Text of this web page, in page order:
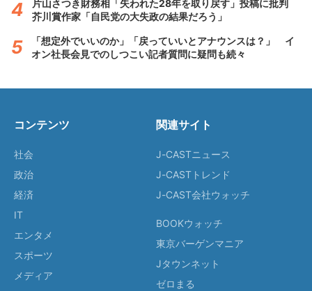
片山さつき財務相「失われた28年を取り戻す」投稿に批判
芥川賞作家「自民党の大失政の結果だろう」
「想定外でいいのか」「戻っていいとアナウンスは？」 イ
オン社長会見でのしつこい記者質問に疑問も続々
コンテンツ
社会
政治
経済
IT
エンタメ
スポーツ
メディア
関連サイト
J-CASTニュース
J-CASTトレンド
J-CAST会社ウォッチ
BOOKウォッチ
東京バーゲンマニア
Jタウンネット
ゼロまる